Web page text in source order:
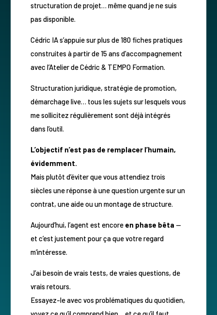
structuration de projet… même quand je ne suis
pas disponible.
Cédric IA s’appuie sur plus de 180 fiches pratiques
construites à partir de 15 ans d’accompagnement
avec l’Atelier de Cédric & TEMPO Formation.
Structuration juridique, stratégie de promotion,
démarchage live… tous les sujets sur lesquels vous
me sollicitez régulièrement sont déjà intégrés
dans l’outil.
L’objectif n’est pas de remplacer l’humain,
évidemment.
Mais plutôt d’éviter que vous attendiez trois
siècles une réponse à une question urgente sur un
contrat, une aide ou un montage de structure.
Aujourd’hui, l’agent est encore en phase bêta —
et c’est justement pour ça que votre regard
m’intéresse.
J’ai besoin de vrais tests, de vraies questions, de
vrais retours.
Essayez-le avec vos problématiques du quotidien,